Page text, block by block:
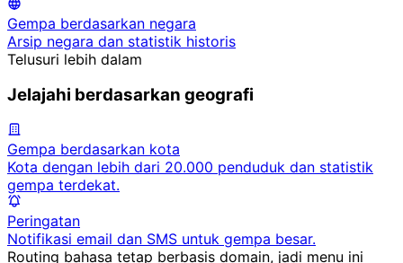
Gempa berdasarkan negara
Arsip negara dan statistik historis
Telusuri lebih dalam
Jelajahi berdasarkan geografi
Gempa berdasarkan kota
Kota dengan lebih dari 20.000 penduduk dan statistik
gempa terdekat.
Peringatan
Notifikasi email dan SMS untuk gempa besar.
Routing bahasa tetap berbasis domain, jadi menu ini